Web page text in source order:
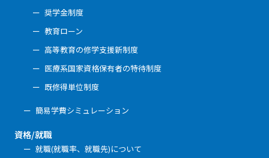
奨学金制度
教育ローン
高等教育の修学支援新制度
医療系国家資格保有者の特待制度
既修得単位制度
簡易学費シミュレーション
資格/就職
就職(就職率、就職先)について